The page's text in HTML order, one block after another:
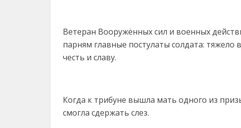
Ветеран Вооружённых сил и военных
парням главные постулаты солдата:
честь и славу.
Когда к трибуне вышла мать одного из
смогла сдержать слез.